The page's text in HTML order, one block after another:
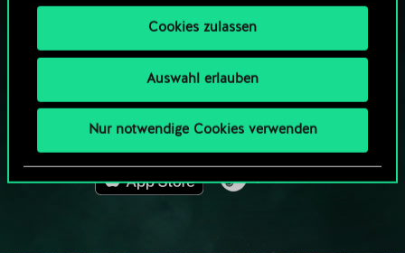
Cookies zulassen
Auswahl erlauben
Nur notwendige Cookies verwenden
KOSTENLOS AUF
PC SPIELEN
SPIELE AUCH AUF: